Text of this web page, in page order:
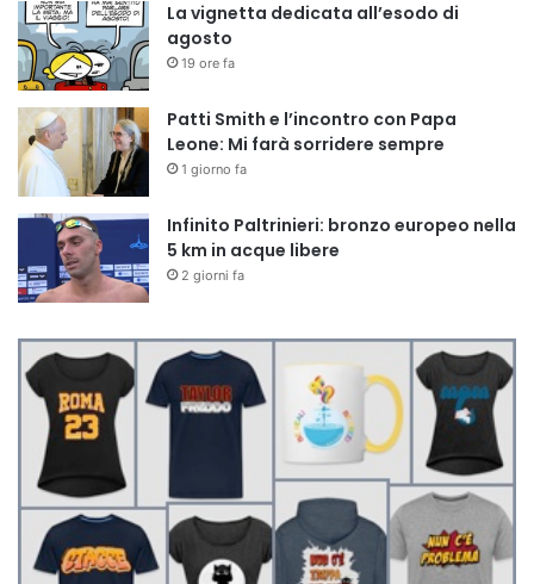
La vignetta dedicata all’esodo di
agosto
19 ore fa
Patti Smith e l’incontro con Papa
Leone: Mi farà sorridere sempre
1 giorno fa
Infinito Paltrinieri: bronzo europeo nella
5 km in acque libere
2 giorni fa